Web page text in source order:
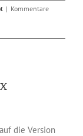
| Kommentare
die Version